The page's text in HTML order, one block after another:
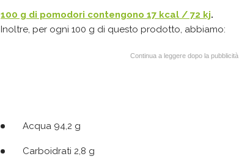
100 g di pomodori contengono 17 kcal / 72 kj.
Inoltre, per ogni 100 g di questo prodotto, abbiamo:
Continua a leggere dopo la pubblicità
Acqua 94,2 g
Carboidrati 2,8 g